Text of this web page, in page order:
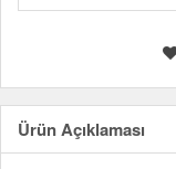
Ürün Açıklaması